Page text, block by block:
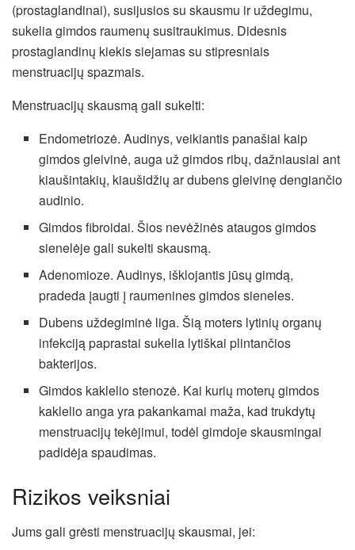
(prostaglandinai), susijusios su skausmu ir uždegimu,
sukelia gimdos raumenų susitraukimus. Didesnis
prostaglandinų kiekis siejamas su stipresniais
menstruacijų spazmais.
Menstruacijų skausmą gali sukelti:
Endometriozė. Audinys, veikiantis panašiai kaip
gimdos gleivinė, auga už gimdos ribų, dažniausiai ant
kiaušintakių, kiaušidžių ar dubens gleivinę dengiančio
audinio.
Gimdos fibroidai. Šios nevėžinės ataugos gimdos
sienelėje gali sukelti skausmą.
Adenomioze. Audinys, išklojantis jūsų gimdą,
pradeda įaugti į raumenines gimdos sieneles.
Dubens uždegiminė liga. Šią moters lytinių organų
infekciją paprastai sukelia lytiškai plintančios
bakterijos.
Gimdos kaklelio stenozė. Kai kurių moterų gimdos
kaklelio anga yra pakankamai maža, kad trukdytų
menstruacijų tekėjimui, todėl gimdoje skausmingai
padidėja spaudimas.
Rizikos veiksniai
Jums gali grėsti menstruacijų skausmai, jei: